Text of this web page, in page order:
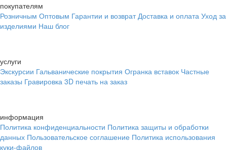
покупателям
Розничным Оптовым Гарантии и возврат Доставка и оплата Уход за
изделиями Наш блог
услуги
Экскурсии Гальванические покрытия Огранка вставок Частные
заказы Гравировка 3D печать на заказ
информация
Политика конфиденциальности Политика защиты и обработки
данных Пользовательское соглашение Политика использования
куки-файлов